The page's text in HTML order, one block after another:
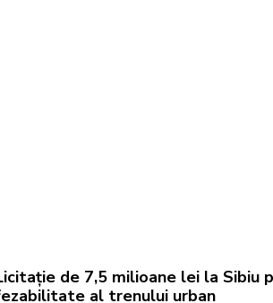
de 7,5 milioane lei la Sibiu
al trenului urban